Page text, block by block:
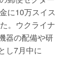
に10万スイス
。ウクライナ
器の配備や研
し7月中に